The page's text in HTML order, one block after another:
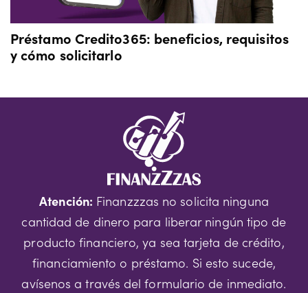
Préstamo Credito365: beneficios, requisitos
y cómo solicitarlo
Atención: Finanzzzas no solicita ninguna
cantidad de dinero para liberar ningún tipo de
producto financiero, ya sea tarjeta de crédito,
financiamiento o préstamo. Si esto sucede,
avísenos a través del formulario de inmediato.